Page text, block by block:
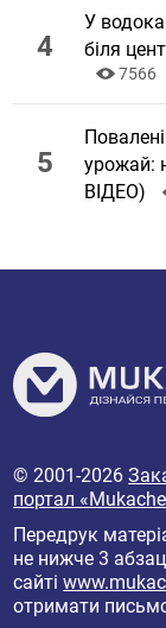
У
біля
7566
урожай:
ВІДЕО)
© 2001-2026
портал
Передрук
не нижче 3
сайті
отримати